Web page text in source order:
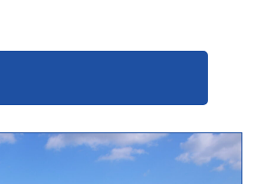
、また収集目的に沿った範囲内
事項を利用目的と致します。 利用
及びサービスに関するご案内をす
のお問い合せまたはご依頼等へ